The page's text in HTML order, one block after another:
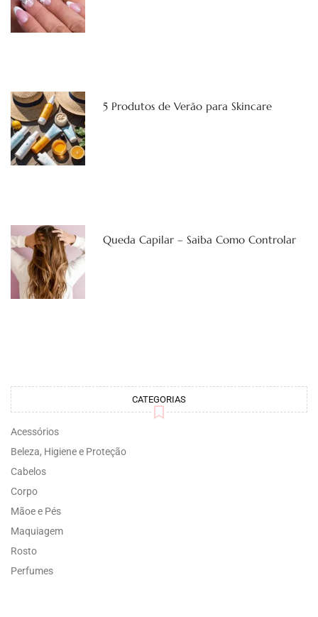
5 Produtos de Verão para Skincare
Queda Capilar – Saiba Como Controlar
CATEGORIAS
Acessórios
Beleza, Higiene e Proteção
Cabelos
Corpo
Mãoe e Pés
Maquiagem
Rosto
Perfumes